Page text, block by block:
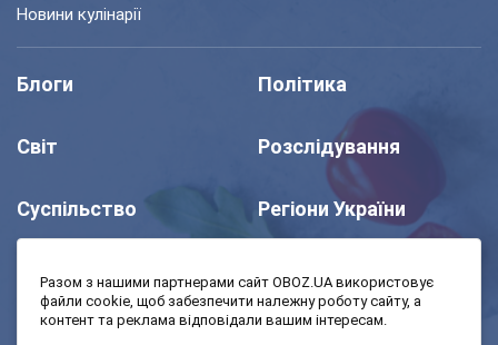
Новини кулінарії
Блоги Політика
Світ Розслідування
Суспільство Регіони України
Шоу Спорт
Моя школа
Разом з нашими партнерами сайт OBOZ.UA використовує
файли cookie, щоб забезпечити належну роботу сайту, а
контент та реклама відповідали вашим інтересам.